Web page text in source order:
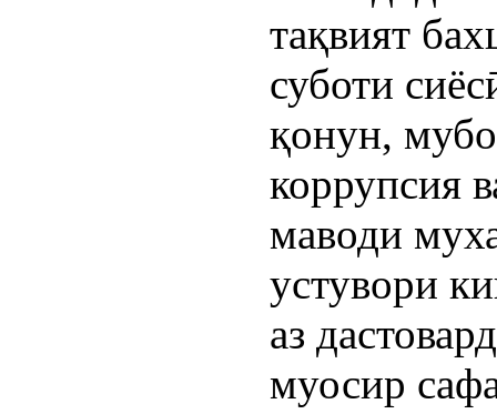
тақвият
суботи
қонун,
коррупсия
маводи
устувори
аз
муосир